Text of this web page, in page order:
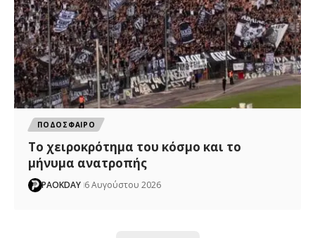
ΠΟΔΟΣΦΑΙΡΟ
Το χειροκρότημα του κόσμο και το
μήνυμα ανατροπής
PAOKDAY 6 Αυγούστου 2026